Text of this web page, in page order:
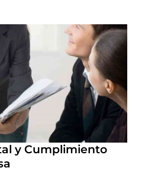
y Cumplimiento